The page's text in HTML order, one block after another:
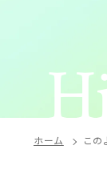
ホーム この